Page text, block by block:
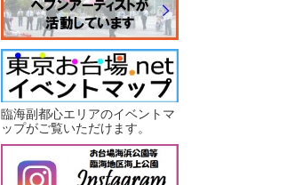
臨海副都心エリアのイベントマ
ップがご覧いただけます。